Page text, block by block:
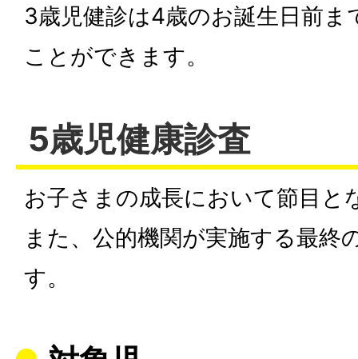
3歳児健診は4歳のお誕生日前ま
ことができます。
5歳児健康診査
お子さまの成長において節目と
また、公的機関が実施する最終
す。